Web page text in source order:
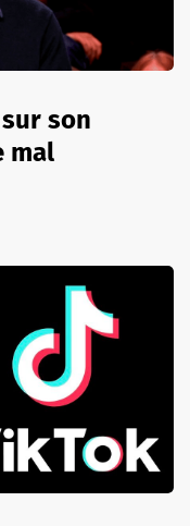
son
mal